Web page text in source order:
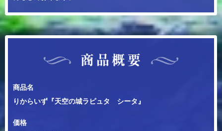
商品名
りからいず『天空の城ラピュタ シータ』
価格